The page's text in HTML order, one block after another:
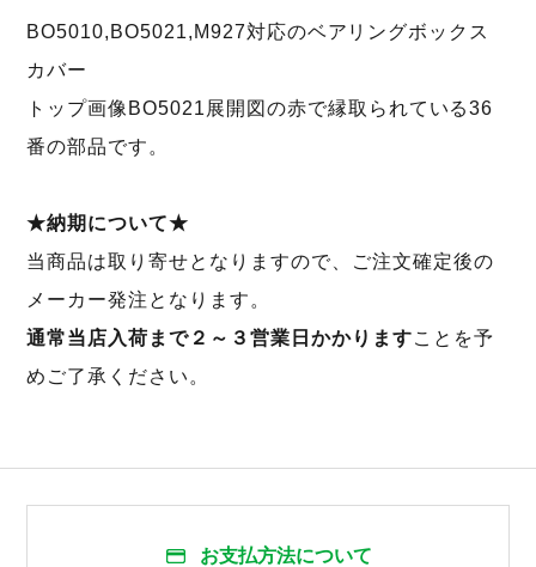
BO5010,BO5021,M927対応のベアリングボックス
カバー
トップ画像BO5021展開図の赤で縁取られている36
番の部品です。
★納期について★
当商品は取り寄せとなりますので、ご注文確定後の
メーカー発注となります。
通常当店入荷まで２～３営業日かかりますことを予
めご了承ください。
お支払方法について